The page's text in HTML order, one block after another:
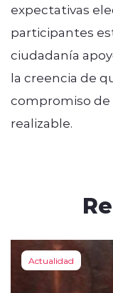
expectativas
participantes
ciudadanía
la creencia de
compromiso
realizable.
Actualidad